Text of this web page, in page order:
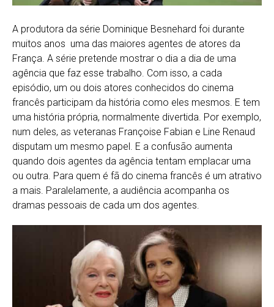
A produtora da série Dominique Besnehard foi durante
muitos anos uma das maiores agentes de atores da
França. A série pretende mostrar o dia a dia de uma
agência que faz esse trabalho. Com isso, a cada
episódio, um ou dois atores conhecidos do cinema
francês participam da história como eles mesmos. E tem
uma história própria, normalmente divertida. Por exemplo,
num deles, as veteranas Françoise Fabian e Line Renaud
disputam um mesmo papel. E a confusão aumenta
quando dois agentes da agência tentam emplacar uma
ou outra. Para quem é fã do cinema francês é um atrativo
a mais. Paralelamente, a audiência acompanha os
dramas pessoais de cada um dos agentes.